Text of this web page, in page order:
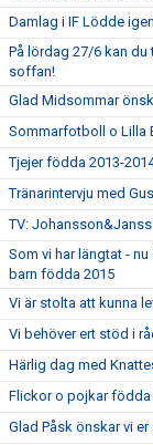
Damlag i IF Lödde
På lördag 27/6 kan
soffan!
Glad Midsommar
Sommarfotboll o Lilla
Tjejer födda 2013-
Tränarintervju med
TV:
Som vi har längtat -
barn födda 2015
Vi är stolta att kunna
Vi behöver ert stöd i
Härlig dag med
Flickor o pojkar födda
Glad Påsk önskar vi er